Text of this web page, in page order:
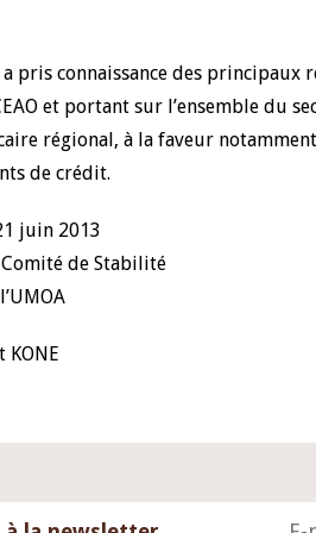
pris connaissance des principaux
et portant sur l’ensemble du
régional, à la faveur
de crédit.
juin 2013
de Stabilité
KONE